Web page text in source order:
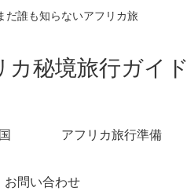
だ誰も知らないアフリカ旅
秘境旅行ガイド
アフリカ旅行準備
お問い合わせ